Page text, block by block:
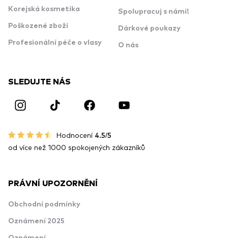
Korejská kosmetika
Poškozené zboží
Profesionální péče o vlasy
Spolupracuj s námi!
Dárkové poukazy
O nás
SLEDUJTE NÁS
Hodnocení 4.5/5
od více než 1000 spokojených zákazníků
PRÁVNÍ UPOZORNĚNÍ
Obchodní podmínky
Oznámení 2025